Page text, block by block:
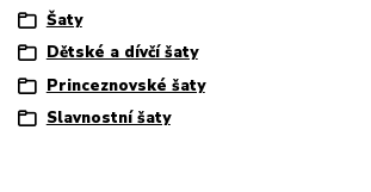
Šaty
Dětské a dívčí šaty
Princeznovské šaty
Slavnostní šaty